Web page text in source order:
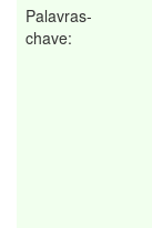
Palavras-
chave: